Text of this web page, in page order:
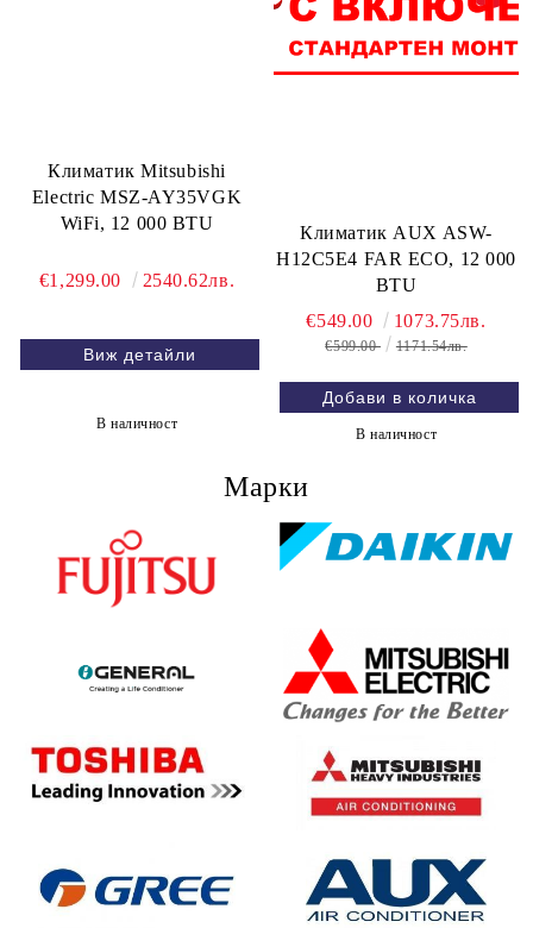
Климатик Mitsubishi
Electric MSZ-AY35VGK
WiFi, 12 000 BTU
€1,299.00 2540.62лв.
Виж детайли
В наличност
Климатик AUX ASW-
H12C5E4 FAR ECO, 12 000
BTU
€549.00 1073.75лв.
€599.00 1171.54лв.
В наличност
Марки